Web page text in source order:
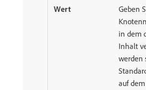
Geben
in dem
Inhalt
werden
auf